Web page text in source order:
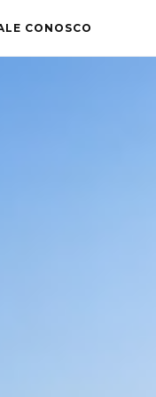
CONOSCO